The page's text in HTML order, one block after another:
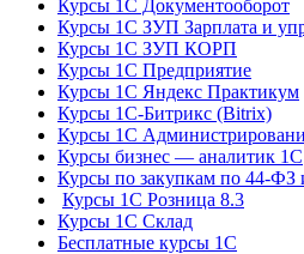
Курсы 1С Документооборот
Курсы 1С ЗУП Зарплата и
Курсы 1С ЗУП КОРП
Курсы 1С Предприятие
Курсы 1С Яндекс Практикум
Курсы 1С-Битрикс (Bitrix)
Курсы 1С
Курсы бизнес — аналитик 1С
Курсы по закупкам по 44‑ФЗ
Курсы 1С Розница 8.3
Курсы 1С Склад
Бесплатные курсы 1С